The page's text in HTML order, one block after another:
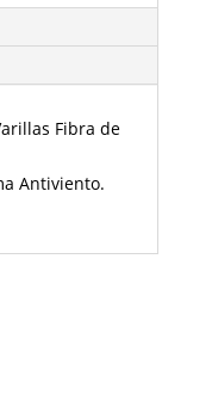
Fibra de
Antiviento.